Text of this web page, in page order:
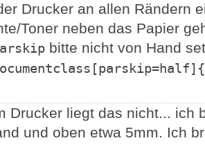
Drucker an allen Rändern
Toner neben das Papier
bitte nicht von Hand
Drucker liegt das nicht... ich
und oben etwa 5mm. Ich